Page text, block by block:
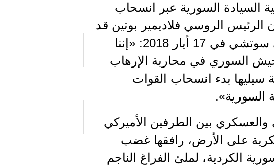
السيادة السورية عبر انسحاب
الرئيس الروسي فلاديمير بوتين قد
قال عقب محادثاته مع الرئيس بشار الأسد في سوتشي في 17 أيار 2018: «إننا
السوري في محاربة الإرهاب
سيليها بدء انسحاب القوات
السورية».
بين الطرفين الأميركي
على الأرض، رافقها غضب
الكردية، لملئ الفراغ الناجم